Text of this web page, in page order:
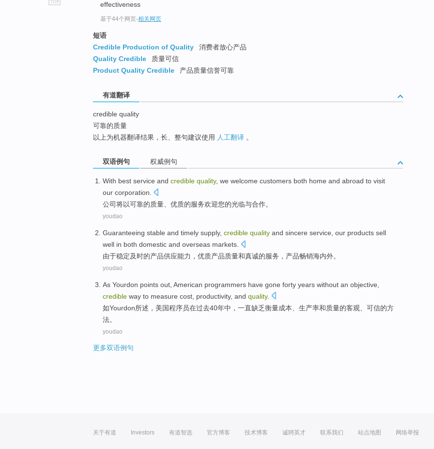
effectiveness
基于44个网页-相关网页
短语
Credible Production of Quality
消费者放心产品
Quality Credible
质量可信
Product Quality Credible
产品质量信誉可靠
有道翻译
credible quality
可靠的质量
以上为机器翻译结果，长、整句建议使用 人工翻译 。
双语例句 权威例句
With best service and credible quality, we welcome customers both home and abroad to visit
our corporation
公司将以可靠的质量 优质的服务欢迎您的光临与合作。
youdao
Guaranteeing stable and timely supply, credible quality and sincere service our products sell
well in both domestic and overseas markets
由于稳定及时的产品供应能力， 优质产品质量和真诚的服务 ，产品畅销海内外。
youdao
As Yourdon points out, American programmers have gone forty years without an objective
credible way to measure cost productivity, and quality.
如Yourdon所述， 美国程序员在过去40年中 ，一直缺乏衡量成本 生产率和质量的客观 可信的方
法。
youdao
更多双语例句
关于有道 Investors 有道智选 官方博客 技术博客 诚聘英才 联系我们 站点地图 网络举报